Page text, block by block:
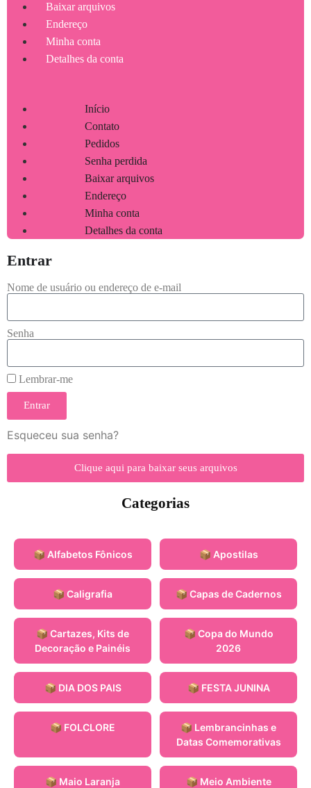
Baixar arquivos
Endereço
Minha conta
Detalhes da conta
Início
Contato
Pedidos
Senha perdida
Baixar arquivos
Endereço
Minha conta
Detalhes da conta
Entrar
Nome de usuário ou endereço de e-mail
Senha
Lembrar-me
Entrar
Esqueceu sua senha?
Clique aqui para baixar seus arquivos
Categorias
📦 Alfabetos Fônicos 📦 Apostilas
📦 Caligrafia 📦 Capas de Cadernos
📦 Cartazes, Kits de
Decoração e Painéis
📦 Copa do Mundo
2026
📦 DIA DOS PAIS 📦 FESTA JUNINA
📦 FOLCLORE
📦 Lembrancinhas e
Datas Comemorativas
📦 Maio Laranja 📦 Meio Ambiente